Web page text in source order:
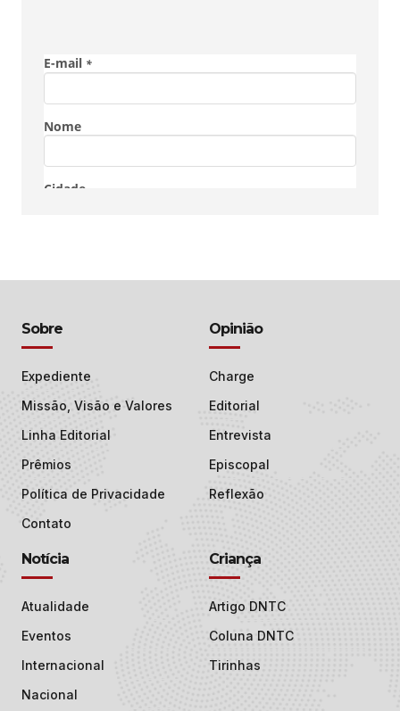
Sobre
Expediente
Missão, Visão e Valores
Linha Editorial
Prêmios
Política de Privacidade
Contato
Opinião
Charge
Editorial
Entrevista
Episcopal
Reflexão
Notícia
Atualidade
Eventos
Internacional
Nacional
Criança
Artigo DNTC
Coluna DNTC
Tirinhas